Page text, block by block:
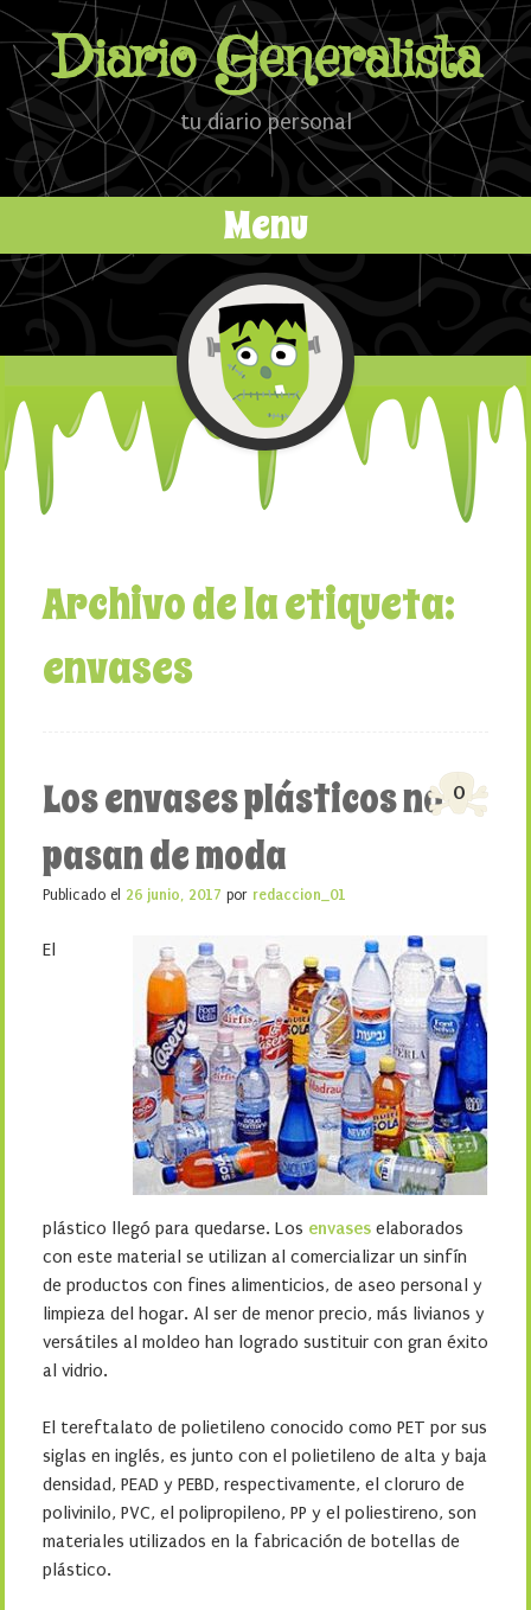
Diario Generalista
tu diario personal
Menu
Ir al contenido
Archivo de la etiqueta:
envases
Los envases plásticos no
pasan de moda
0
Publicado el 26 junio, 2017 por redaccion_01
El
plástico llegó para quedarse. Los envases elaborados
con este material se utilizan al comercializar un sinfín
de productos con fines alimenticios, de aseo personal y
limpieza del hogar. Al ser de menor precio, más livianos y
versátiles al moldeo han logrado sustituir con gran éxito
al vidrio.
El tereftalato de polietileno conocido como PET por sus
siglas en inglés, es junto con el polietileno de alta y baja
densidad, PEAD y PEBD, respectivamente, el cloruro de
polivinilo, PVC, el polipropileno, PP y el poliestireno, son
materiales utilizados en la fabricación de botellas de
plástico.